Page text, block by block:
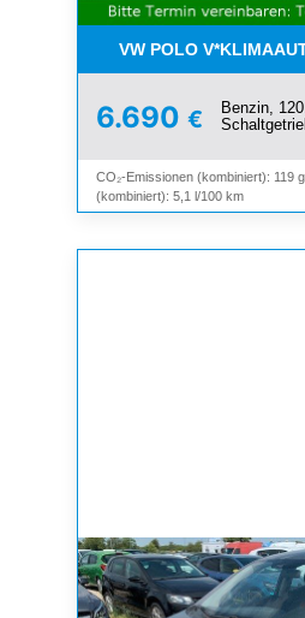
VW POLO
6.690 €
Benzin,
CO₂-Emissionen (kombiniert): 119
(kombiniert): 5,1 l/100 km